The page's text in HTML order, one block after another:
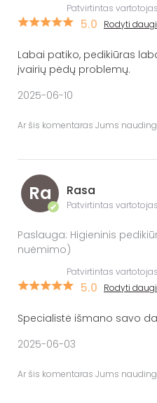
Patvirtintas vartotojas
5.0 Rodyti
Labai patiko, pedikiūras
įvairių pėdų problemų.
2025-06-10
Ar šis komentaras Jums
Ra
✔
Rasa
Patvirtintas vartotojas
Paslauga: Higieninis
nuėmimo)
Patvirtintas vartotojas
5.0 Rodyti
Specialistė išmano savo
2025-06-03
Ar šis komentaras Jums